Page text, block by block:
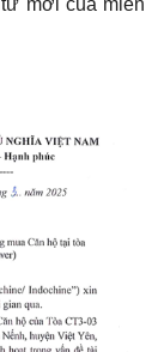
mới của miền